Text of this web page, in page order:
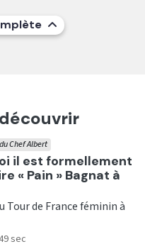
il est formellement
« Pain » Bagnat à
Chef Albert
Tour de France féminin à
sec